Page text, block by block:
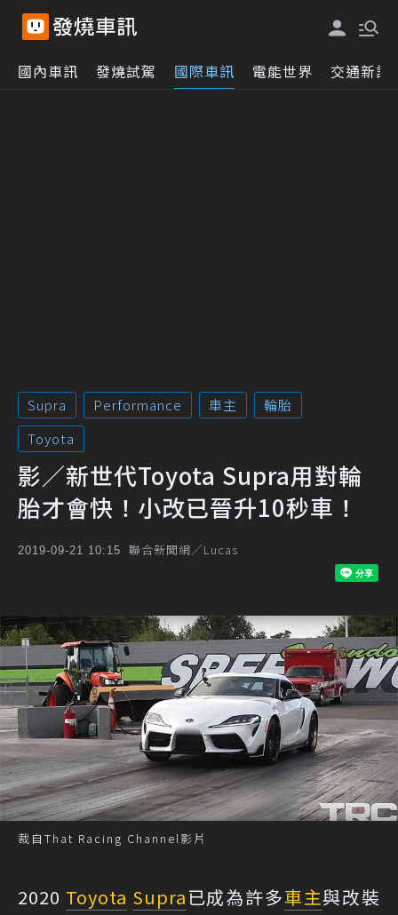
國內車訊 發燒試駕 國際車訊 電能世界 交通新訊
Supra Performance 車主
輪胎
Toyota
影／新世代Toyota Supra用對輪
胎才會快！小改已晉升10秒車！
2019-09-21 10:15 聯合新聞網／Lucas
裁自That Racing Channel影片
2020 Toyota Supra已成為許多車主與改裝